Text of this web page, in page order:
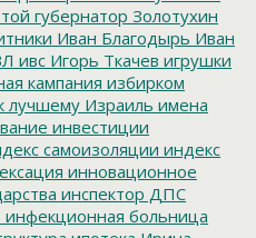
губернатор Золотухин
Иван Благодырь Иван
ивс Игорь Ткачев игрушки
кампания избирком
лучшему Израиль имена
инвестиции
самоизоляции индекс
инновационное
инспектор ДПС
инфекционная больница